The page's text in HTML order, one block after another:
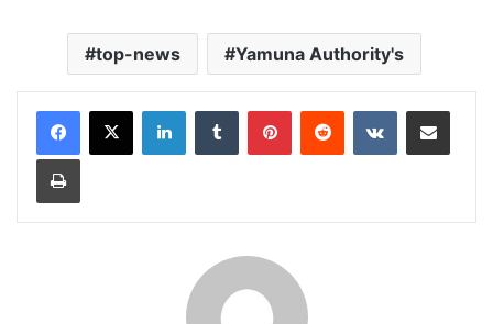
top-news Yamuna Authority's
LinkedInTumblr PinterestReddit VKontakteShare via Email
Print